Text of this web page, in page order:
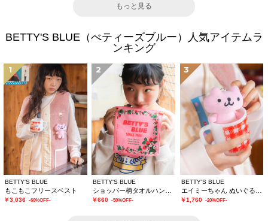
もっと見る
BETTY'S BLUE（べティーズブルー）人気アイテムラ
ンキング
1
BETTY'S BLUE
もこもこフリースベスト
￥3,036 -60%OFF-
2
BETTY'S BLUE
￥660 -50%OFF-
3
BETTY'S BLUE
￥1,760 -20%OFF-